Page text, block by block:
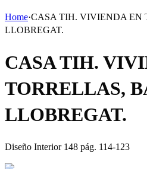
Home·CASA TIH. VIVIENDA EN
LLOBREGAT.
CASA TIH.
TORRELLAS,
LLOBREGAT.
Diseño Interior 148 pág. 114-123